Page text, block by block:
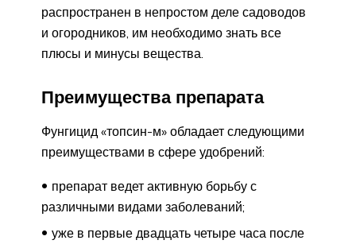
распространен в непростом деле садоводов
и огородников, им необходимо знать все
плюсы и минусы вещества.
Преимущества препарата
Фунгицид «топсин-м» обладает следующими
преимуществами в сфере удобрений:
препарат ведет активную борьбу с
различными видами заболеваний;
уже в первые двадцать четыре часа после